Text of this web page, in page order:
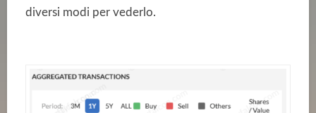
diversi modi per vederlo.